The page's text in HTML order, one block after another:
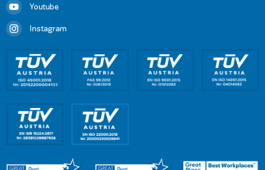
Youtube
Instagram